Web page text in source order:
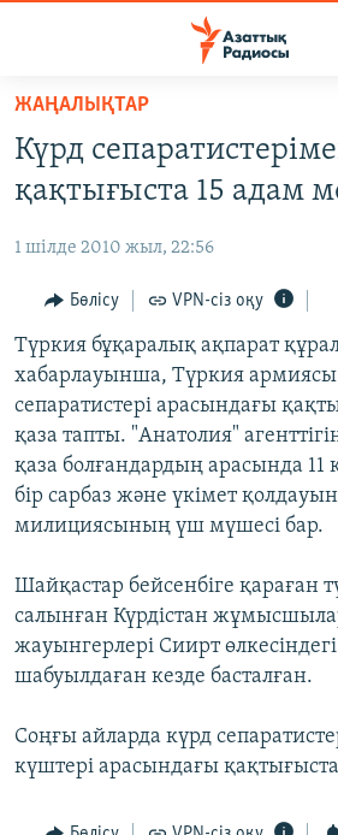
Skip
main
content
to
Navigation
Skip
to
Search
САЯСАТ
ҚАҢТАР ОҚИҒАСЫ
АДАМ ҚҰҚЫҚТАРЫ
ӘЛЕУМЕТ
ӘЛЕМ
АРНАЙЫ ЖОБАЛАР
Русский
Басқа тілдерде
ЖАҢАЛЫҚТАР
Күрд
қақтығыста 15 адам
1 шілде 2010 жыл, 22:56
Бөлісу VPN-сіз оқу
Түркия бұқаралық ақпарат
хабарлауынша, Түркия
сепаратистері арасындағы
қаза тапты. "Анатолия"
қаза болғандардың арасында 11
бір сарбаз және үкімет
милициясының үш мүшесі бар.
Шайқастар бейсенбіге қараған
салынған Күрдістан
жауынгерлері Сиирт
шабуылдаған кезде басталған.
Соңғы айларда күрд
күштері арасындағы